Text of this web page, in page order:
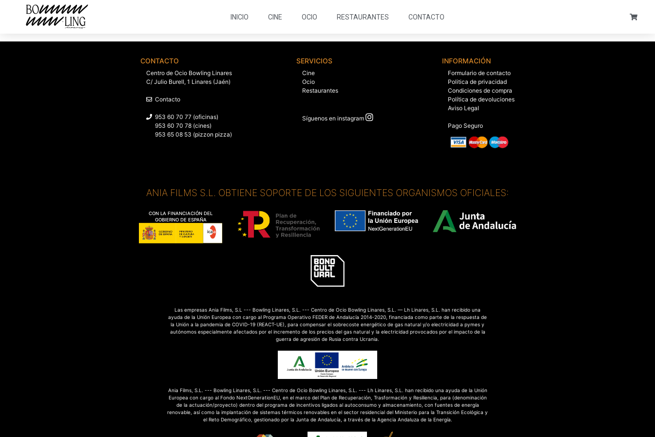
INICIO CINE OCIO RESTAURANTES CONTACTO
CONTACTO
Centro de Ocio Bowling Linares
C/ Julio Burell, 1 Linares (Jaén)
Contacto
953 60 70 77 (oficinas)
953 60 70 78 (cines)
953 65 08 53 (pizzon pizza)
SERVICIOS
Cine
Ocio
Restaurantes
Síguenos en instagram
INFORMACIÓN
Formulario de contacto
Politica de privacidad
Condiciones de compra
Política de devoluciones
Aviso Legal
Pago Seguro
ANIA FILMS S.L. OBTIENE SOPORTE DE LOS SIGUIENTES ORGANISMOS OFICIALES:
CON LA FINANCIACIÓN DEL
GOBIERNO DE ESPAÑA
Las empresas Ania Films, S.L --- Bowling Linares, S.L. --- Centro de Ocio Bowling Linares, S.L. — Lh Linares, S.L. han recibido una
ayuda de la Unión Europea con cargo al Programa Operativo FEDER de Andalucía 2014-2020, financiada como parte de la respuesta de
la Unión a la pandemia de COVID-19 (REACT-UE), para compensar el sobrecoste energético de gas natural y/o electricidad a pymes y
autónomos especialmente afectados por el incremento de los precios del gas natural y la electricidad provocados por el impacto de la
guerra de agresión de Rusia contra Ucrania.
Ania Films, S.L. --- Bowling Linares, S.L. --- Centro de Ocio Bowling Linares, S.L. --- Lh Linares, S.L. han recibido una ayuda de la Unión
Europea con cargo al Fondo NextGenerationEU, en el marco del Plan de Recuperación, Trasformación y Resiliencia, para (denominación
de la actuación/proyecto) dentro del programa de incentivos ligados al autoconsumo y almacenamiento, con fuentes de energía
renovable, así como la implantación de sistemas térmicos renovables en el sector residencial del Ministerio para la Transición Ecológica y
el Reto Demográfico, gestionado por la Junta de Andalucía, a través de la Agencia Andaluza de la Energía.